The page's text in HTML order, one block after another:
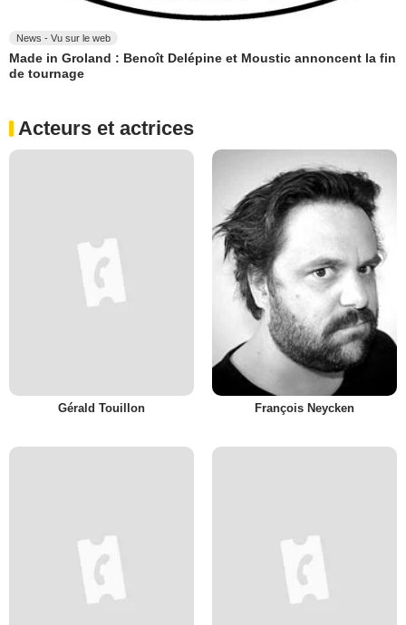
News - Vu sur le web
Made in Groland : Benoît Delépine et Moustic annoncent la fin
de tournage
Acteurs et actrices
Gérald Touillon François Neycken